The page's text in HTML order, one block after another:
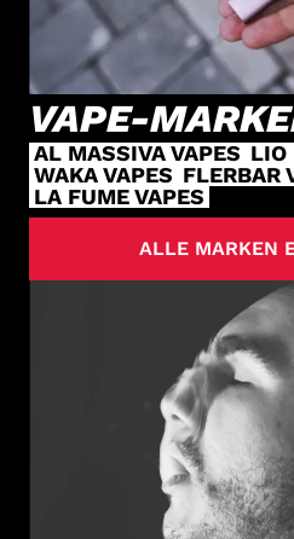
VAPE-
AL MASSIVA VAPES LIO
WAKA VAPES FLERBAR
LA FUME VAPES
ALLE MARKEN